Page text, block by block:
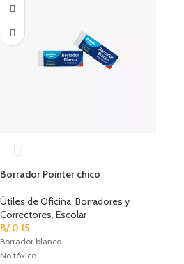
empuñadura sin látex.
Borrador Pointer chico
Útiles de Oficina, Borradores y
Correctores, Escolar
B/.0.15
Borrador blanco.
No tóxico.